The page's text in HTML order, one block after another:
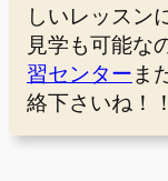
しいレッスン
見学も可能な
習センター ま
絡下さいね！！